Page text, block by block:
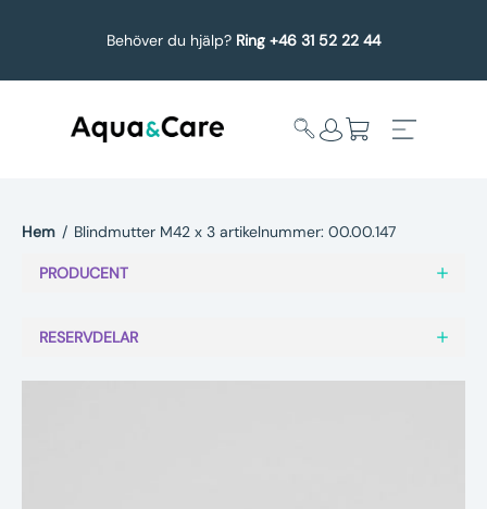
Behöver du hjälp? Ring +46 31 52 22 44
undermeny
Service
Hem / Blindmutter M42 x 3 artikelnummer: 00.00.147
PRODUCENT
RESERVDELAR